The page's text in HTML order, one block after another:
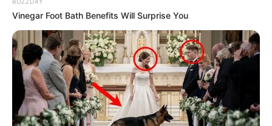
Vinegar Foot Bath Benefits Will Surprise You